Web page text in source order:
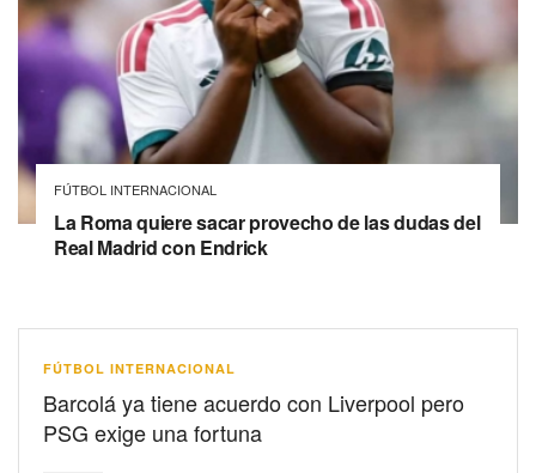
FÚTBOL INTERNACIONAL
La Roma quiere sacar provecho de las dudas del
Real Madrid con Endrick
FÚTBOL INTERNACIONAL
Barcolá ya tiene acuerdo con Liverpool pero
PSG exige una fortuna